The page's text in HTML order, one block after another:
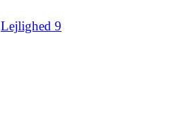
Lejlighed 9